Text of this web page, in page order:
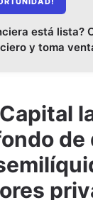
está lista?
y toma
de